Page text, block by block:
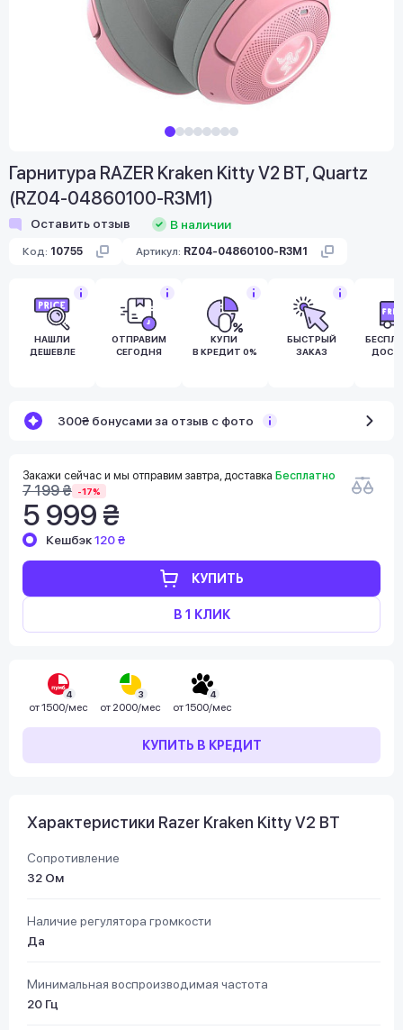
Гарнитура RAZER Kraken Kitty V2 BT, Quartz
(RZ04-04860100-R3M1)
Оставить отзыв В наличии
Код: 10755 Артикул: RZ04-04860100-R3M1
НАШЛИ
ДЕШЕВЛЕ
ОТПРАВИМ
СЕГОДНЯ
КУПИ
В КРЕДИТ 0%
БЫСТРЫЙ
ЗАКАЗ
300₴ бонусами за отзыв с фото
Закажи сейчас и мы отправим завтра, доставка Бесплатно
7 199 ₴ -17%
5 999 ₴
КУПИТЬ
В 1 КЛИК
Кешбэк120 ₴
4
от1500/мес
3
от 2000/мес
4
от1500/мес
КУПИТЬ В КРЕДИТ
Характеристики Razer Kraken Kitty V2 BT
Сопротивление
32 Ом
Наличие регулятора громкости
Да
Минимальная воспроизводимая частота
20 Гц